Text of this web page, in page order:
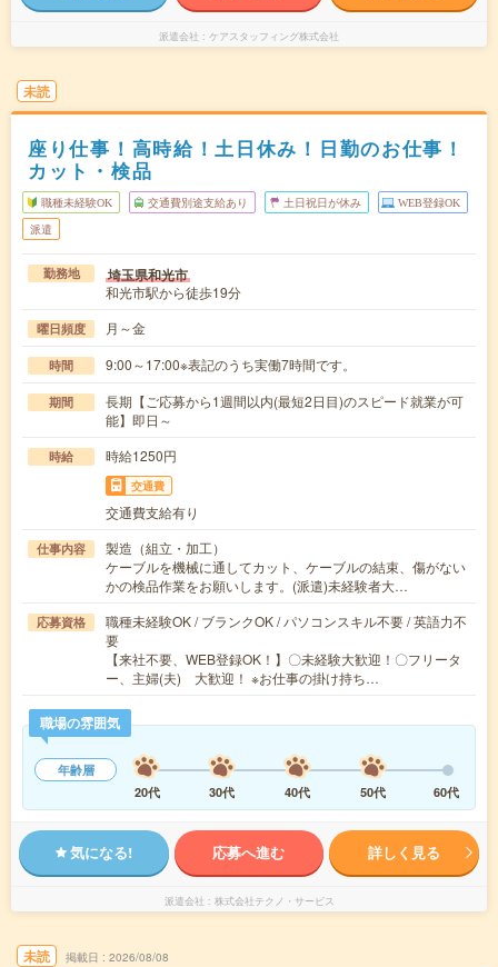
派遣会社 ケアスタッフィング株式会社
未読
座り仕事！高時給！土日休み！日勤のお仕事！
カット・検品
職種未経験OK 交通費別途支給あり 土日祝日が休み WEB登録OK
派遣
勤務地 埼玉県和光市
和光市駅から徒歩19分
曜日頻度 月～金
時間 9:00～17:00※表記のうち実働7時間です。
期間
長期【ご応募から1週間以内(最短2日目)のスピード就業が可
能】即日～
時給 時給1250円
交通費
交通費支給有り
仕事内容
製造（組立・加工）
ケーブルを機械に通してカット、ケーブルの結束、傷がない
かの検品作業をお願いします。(派遣)未経験者大…
応募資格
職種未経験OK / ブランクOK / パソコンスキル不要 / 英語力不
要
【来社不要、WEB登録OK！】〇未経験大歓迎！〇フリータ
ー、主婦(夫) 大歓迎！ ※お仕事の掛け持ち…
職場の雰囲気
年齢層
20代
30代 40代 50代 60代
気になる! 応募へ進む 詳しく見る
派遣会社 株式会社テクノ・サービス
未読 掲載日 2026/08/08